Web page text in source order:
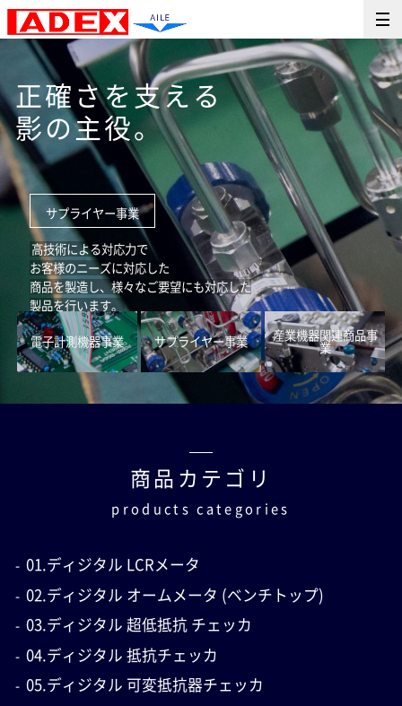
サプライヤー事業
高技術による対応力で
お客様のニーズに対応した
商品を製造し、様々なご要望にも対応した
製品を行います。
電子計測機器事業 サプライヤー事業
産業機器関連商品事
業
正確さを支える
影の主役。
商品カテゴリ
products categories
01.ディジタル LCRメータ
02.ディジタル オームメータ (ベンチトップ)
03.ディジタル 超低抵抗 チェッカ
04.ディジタル 抵抗チェッカ
05.ディジタル 可変抵抗器チェッカ